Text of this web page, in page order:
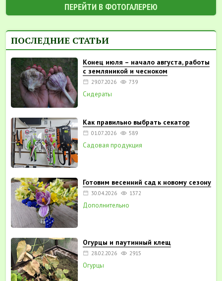
ПЕРЕЙТИ В ФОТОГАЛЕРЕЮ
ПОСЛЕДНИЕ СТАТЬИ
Конец июля – начало августа, работы
с земляникой и чесноком
29.07.2026 739
Сидераты
Как правильно выбрать секатор
01.07.2026 589
Садовая продукция
Готовим весенний сад к новому сезону
30.04.2026 1372
Дополнительно
Огурцы и паутинный клещ
28.02.2026 2915
Огурцы